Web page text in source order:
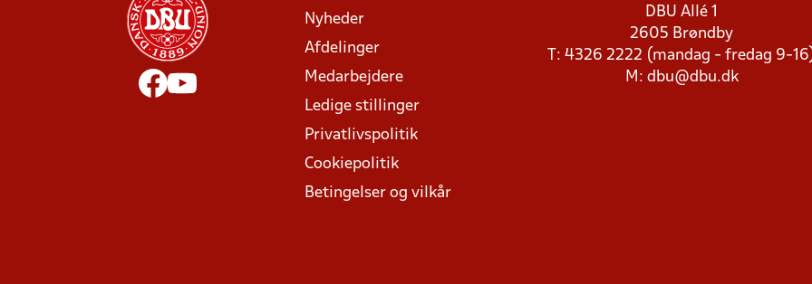
Nyheder
Afdelinger
Medarbejdere
Ledige stillinger
Privatlivspolitik
Cookiepolitik
Betingelser og vilkår
DBU Allé 1
2605 Brøndby
T: 4326 2222 (mandag - fredag 9-
M: dbu@dbu.dk